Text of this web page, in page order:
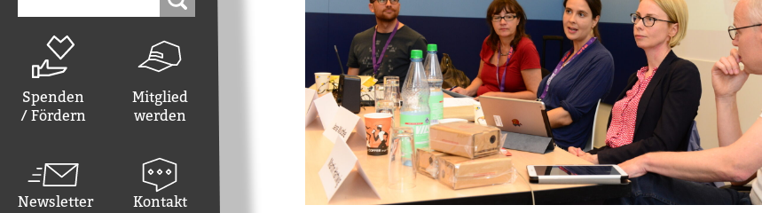
Spenden
/ Fördern
Mitglied
werden
Newsletter Kontakt